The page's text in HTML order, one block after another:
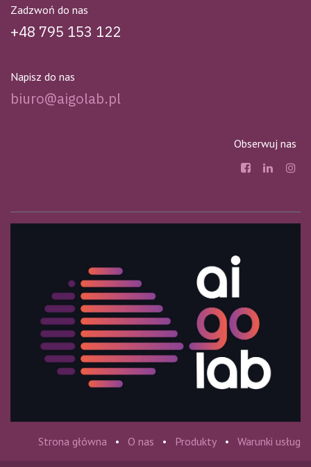
Zadzwoń do nas
+48 795 153 122
Napisz do nas
biuro@aigolab.pl
Obserwuj nas
Strona główna • O nas • Produkty • Warunki usług